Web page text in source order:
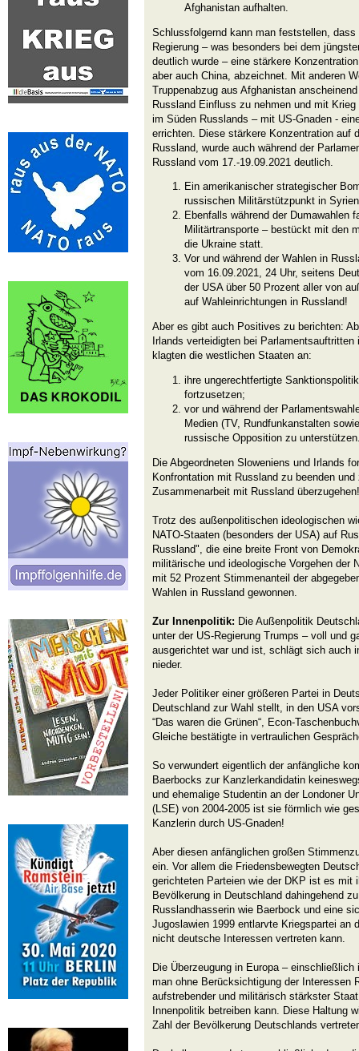
Afghanistan aufhalten.
Schlussfolgernd kann man feststellen,
Regierung – was besonders bei dem
deutlich wurde – eine stärkere
aber auch China, abzeichnet. Mit anderen
Truppenabzug aus Afghanistan
Russland Einfluss zu nehmen und mit
im Süden Russlands – mit US-Gnaden -
errichten. Diese stärkere Konzentration auf
Russland, wurde auch während der
Russland vom 17.-19.09.2021 deutlich.
Ein amerikanischer strategischer
russischen Militärstützpunkt in
Ebenfalls während der Dumawahlen
Militärtransporte – bestückt mit den
die Ukraine statt.
Vor und während der Wahlen in
vom 16.09.2021, 24 Uhr, seitens
der USA über 50 Prozent aller von
auf Wahleinrichtungen in Russland!
Aber es gibt auch Positives zu berichten:
Irlands verteidigten bei
klagten die westlichen Staaten an:
ihre ungerechtfertigte
fortzusetzen;
vor und während der
Medien (TV, Rundfunkanstalten
russische Opposition zu
Die Abgeordneten Sloweniens und Irlands
Konfrontation mit Russland zu beenden
Zusammenarbeit mit Russland überzugehen!
Trotz des außenpolitischen ideologischen
NATO-Staaten (besonders der USA) auf
Russland", die eine breite Front von
militärische und ideologische Vorgehen der
mit 52 Prozent Stimmenanteil der
Wahlen in Russland gewonnen.
Zur Innenpolitik: Die Außenpolitik
unter der US-Regierung Trumps – voll und
ausgerichtet war und ist, schlägt sich auch
nieder.
Jeder Politiker einer größeren Partei in
Deutschland zur Wahl stellt, in den USA
“Das waren die Grünen“, Econ-
Gleiche bestätigte in vertraulichen
So verwundert eigentlich der anfängliche
Baerbocks zur Kanzlerkandidatin
und ehemalige Studentin an der Londoner
(LSE) von 2004-2005 ist sie förmlich wie
Kanzlerin durch US-Gnaden!
Aber diesen anfänglichen großen
ein. Vor allem die Friedensbewegten
gerichteten Parteien wie der DKP ist es mit
Bevölkerung in Deutschland dahingehend
Russlandhasserin wie Baerbock und eine
Jugoslawien 1999 entlarvte Kriegspartei an
nicht deutsche Interessen vertreten kann.
Die Überzeugung in Europa –
man ohne Berücksichtigung der Interessen
aufstrebender und militärisch stärkster
Innenpolitik betreiben kann. Diese Haltung
Zahl der Bevölkerung Deutschlands